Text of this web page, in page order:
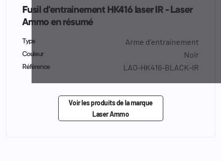
Fusil d'entrainement HK416 laser IR - Laser
Ammo en résumé
Type Arme d'entrainement
Couleur Noir
Référence LAO-HK416-BLACK-IR
Voir les produits de la marque
Laser Ammo